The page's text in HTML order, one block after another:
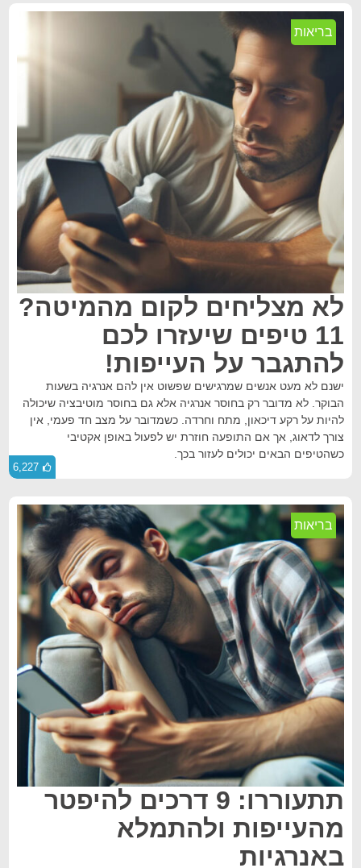
בריאות
לא מצליחים לקום מהמיטה?
11 טיפים שיעזרו לכם
להתגבר על העייפות!
ישנם לא מעט אנשים שמרגישים שפשוט אין להם אנרגיה בשעות
הבוקר. לא מדובר רק בחוסר אנרגיה אלא גם בחוסר מוטיבציה שיכולה
להיות על רקע דיכאון, מתח וחרדה. כשמדובר על מצב חד פעמי, אין
צורך לדאוג, אך אם התופעה חוזרת יש לפעול באופן אקטיבי
כשהטיפים הבאים יכולים לעזור בכך.
6,227
בריאות
תתעוררו: 9 דרכים להיפטר
מהעייפות ולהתמלא
באנרגיות